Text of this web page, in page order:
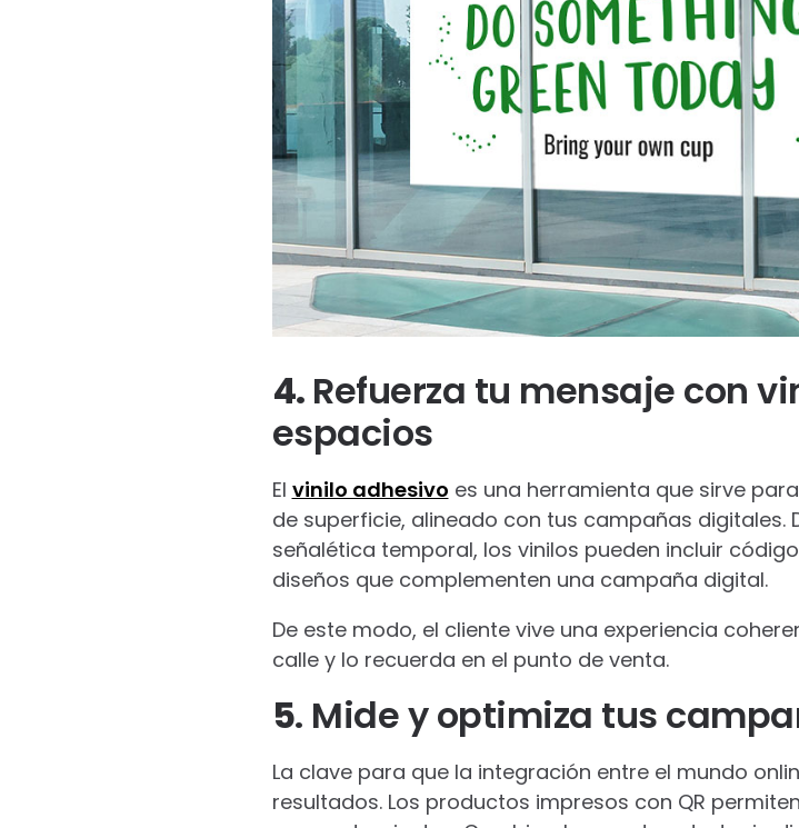
4. Refuerza tu mensaje con
espacios
El vinilo adhesivo es una herramienta que sirve
de superficie, alineado con tus campañas
señalética temporal, los vinilos pueden incluir
diseños que complementen una campaña digital.
De este modo, el cliente vive una experiencia
calle y lo recuerda en el punto de venta.
5. Mide y optimiza tus
La clave para que la integración entre el mundo
resultados. Los productos impresos con QR